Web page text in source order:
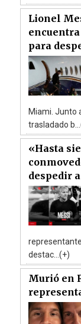
Lionel
para
Miami. Junto
trasladado
«Hasta
despedir
destac...(+)
Murió en